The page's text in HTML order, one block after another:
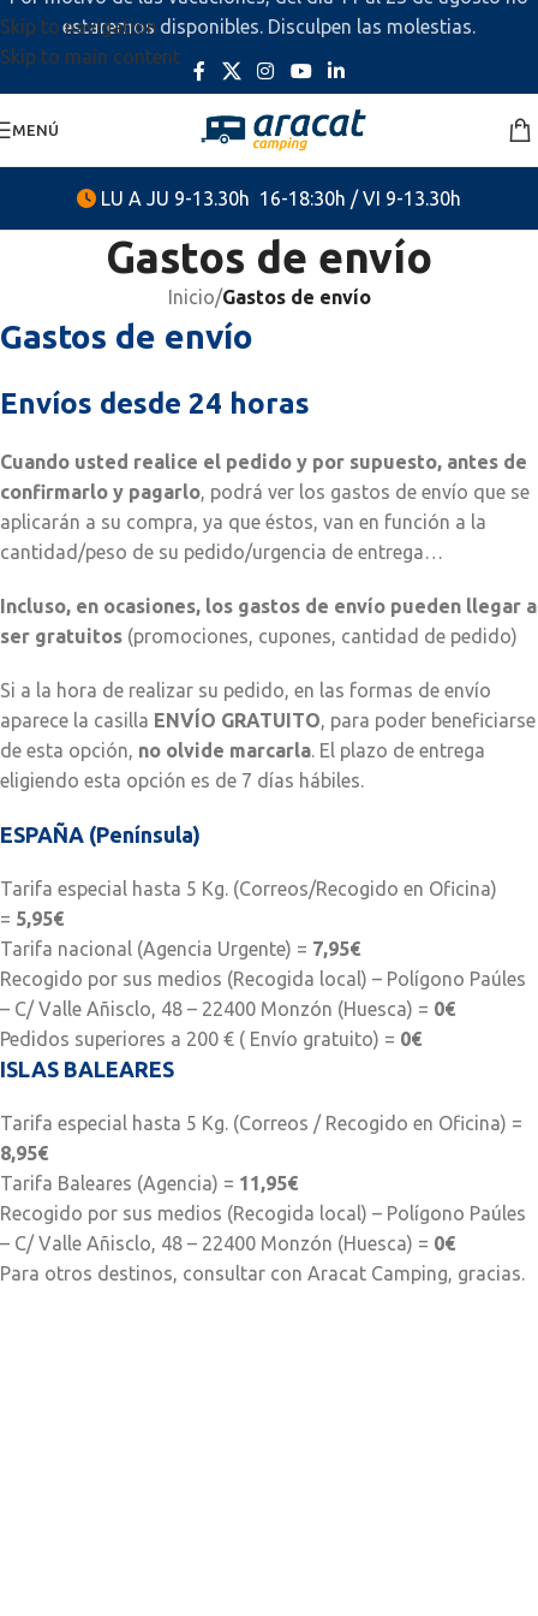
Skip to navigation
Skip to main content
estaremos disponibles. Disculpen las molestias.
MENÚ
LU A JU 9-13.30h 16-18:30h / VI 9-13.30h
Gastos de envío
Inicio/Gastos de envío
Gastos de envío
Envíos desde 24 horas
Cuando usted realice el pedido y por supuesto, antes de
confirmarlo y pagarlo, podrá ver los gastos de envío que se
aplicarán a su compra, ya que éstos, van en función a la
cantidad/peso de su pedido/urgencia de entrega…
Incluso, en ocasiones, los gastos de envío pueden llegar a
ser gratuitos (promociones, cupones, cantidad de pedido)
Si a la hora de realizar su pedido, en las formas de envío
aparece la casilla ENVÍO GRATUITO, para poder beneficiarse
de esta opción, no olvide marcarla. El plazo de entrega
eligiendo esta opción es de 7 días hábiles.
ESPAÑA (Península)
Tarifa especial hasta 5 Kg. (Correos/Recogido en Oficina)
= 5,95€
Tarifa nacional (Agencia Urgente) = 7,95€
Recogido por sus medios (Recogida local) – Polígono Paúles
– C/ Valle Añisclo, 48 – 22400 Monzón (Huesca) = 0€
Pedidos superiores a 200 € ( Envío gratuito) = 0€
ISLAS BALEARES
Tarifa especial hasta 5 Kg. (Correos / Recogido en Oficina) =
8,95€
Tarifa Baleares (Agencia) = 11,95€
Recogido por sus medios (Recogida local) – Polígono Paúles
– C/ Valle Añisclo, 48 – 22400 Monzón (Huesca) = 0€
Para otros destinos, consultar con Aracat Camping, gracias.